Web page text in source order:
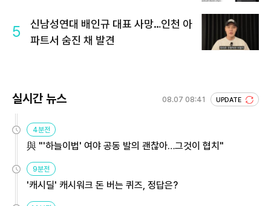
5
신남성연대 배인규 대표 사망…인천 아
파트서 숨진 채 발견
실시간 뉴스 08.07 08:41 UPDATE
4분전
與 "'하늘이법' 여야 공동 발의 괜찮아…그것이 협치"
9분전
'캐시딜' 캐시워크 돈 버는 퀴즈, 정답은?